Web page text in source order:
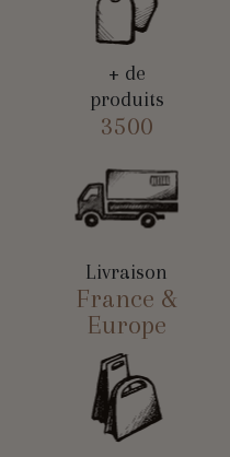
+ de
produits
3500
Livraison
France &
Europe